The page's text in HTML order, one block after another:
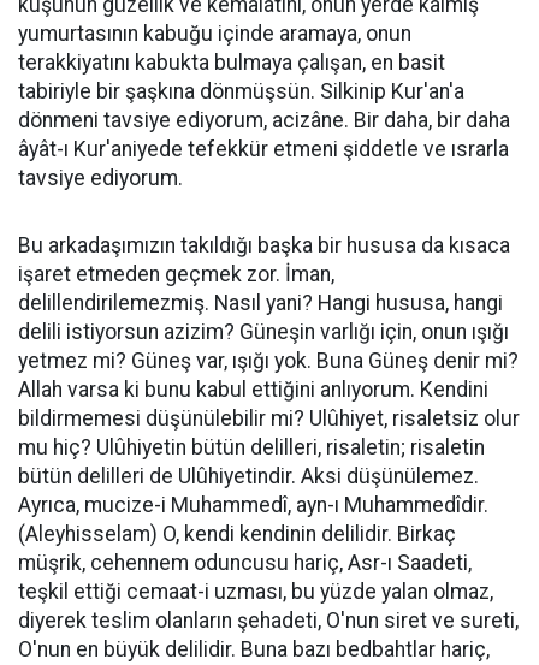
kuşunun güzellik ve kemalâtını, onun yerde kalmış
yumurtasının kabuğu içinde aramaya, onun
terakkiyatını kabukta bulmaya çalışan, en basit
tabiriyle bir şaşkına dönmüşsün. Silkinip Kur'an'a
dönmeni tavsiye ediyorum, acizâne. Bir daha, bir daha
âyât-ı Kur'aniyede tefekkür etmeni şiddetle ve ısrarla
tavsiye ediyorum.
Bu arkadaşımızın takıldığı başka bir hususa da kısaca
işaret etmeden geçmek zor. İman,
delillendirilemezmiş. Nasıl yani? Hangi hususa, hangi
delili istiyorsun azizim? Güneşin varlığı için, onun ışığı
yetmez mi? Güneş var, ışığı yok. Buna Güneş denir mi?
Allah varsa ki bunu kabul ettiğini anlıyorum. Kendini
bildirmemesi düşünülebilir mi? Ulûhiyet, risaletsiz olur
mu hiç? Ulûhiyetin bütün delilleri, risaletin; risaletin
bütün delilleri de Ulûhiyetindir. Aksi düşünülemez.
Ayrıca, mucize-i Muhammedî, ayn-ı Muhammedîdir.
(Aleyhisselam) O, kendi kendinin delilidir. Birkaç
müşrik, cehennem oduncusu hariç, Asr-ı Saadeti,
teşkil ettiği cemaat-i uzması, bu yüzde yalan olmaz,
diyerek teslim olanların şehadeti, O'nun siret ve sureti,
O'nun en büyük delilidir. Buna bazı bedbahtlar hariç,